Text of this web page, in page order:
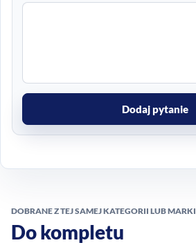
Dodaj pytanie
DOBRANE Z TEJ SAMEJ KATEGORII LUB MARKI
Do kompletu